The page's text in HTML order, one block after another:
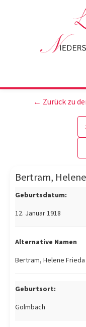
← Zurück zu
Bertram, Helene
Geburtsdatum:
12. Januar 1918
Alternative Namen
Bertram, Helene Frieda
Geburtsort:
Golmbach